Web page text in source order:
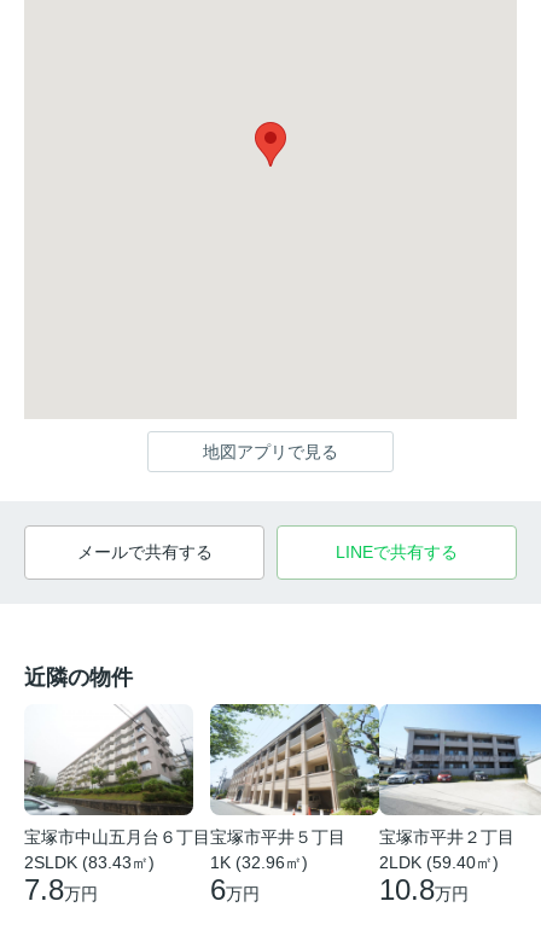
地図アプリで見る
メールで共有する LINEで共有する
近隣の物件
宝塚市中山五月台６丁目
2SLDK (83.43㎡)
7.8万円
宝塚市平井５丁目
1K (32.96㎡)
6万円
宝塚市平井２丁目
2LDK (59.40㎡)
10.8万円